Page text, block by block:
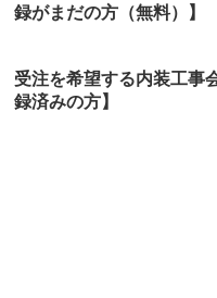
録がまだの方（無料）】
受注を希望する内装工事
録済みの方】